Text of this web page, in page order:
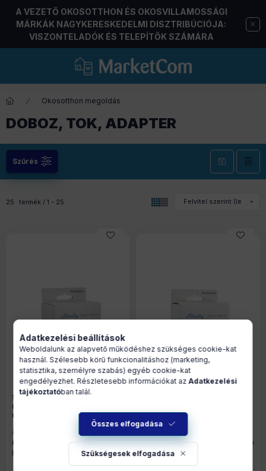
A VEZETŐ OKOSOTTHON ÉS OKOSVILLAMOSSÁGI
MÁRKÁK NAGYKERESKEDELMI DISZTRIBÚCIÓJA:
VISZONTELADÓK ÉS TELEPÍTŐK SZÁMÁRA
Okosotthon megoldás
DOBOZ, TOK, ADAPTER
Szűrés
25 termék 1 25
Shelly Button Add-on –
nyomógomb kiegészítő
relémodul foglalattal Plus
(Gen2), Gen3 és Gen4 Shelly
modulokhoz, fekete
A
megtekintéséhez jelentkezzen
be!
relémodul foglalattal Plus
(Gen2), Gen3 és Gen4 Shelly
modulokhoz, fehér
megtekintéséhez
jelentkezzen
be!
Adatkezelési beállítások
Weboldalunk az alapvető működéshez szükséges cookie-kat
használ. Szélesebb körű funkcionalitáshoz (marketing,
statisztika, személyre szabás) egyéb cookie-kat
engedélyezhet. Részletesebb információkat azAdatkezelési
tájékoztatóban talál.
Összes elfogadása
Szükségesek elfogadása